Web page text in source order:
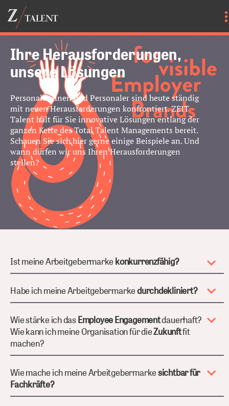
Ihre Herausforderungen,
unsere Lösungen
Personalerinnen und Personaler sind heute ständig
mit neuen Herausforderungen konfrontiert. ZEIT
Talent hält für Sie innovative Lösungen entlang der
ganzen Kette des Total Talent Managements bereit.
Schauen Sie sich hier gerne einige Beispiele an. Und
wann dürfen wir uns Ihren Herausforderungen
stellen?
Ist meine Arbeitgebermarke konkurrenzfähig?
Habe ich meine Arbeitgebermarkedurchdekliniert?
Wie stärke ich dasEmployee Engagementdauerhaft?
Wie kann ich meine Organisation für dieZukunftfit
machen?
Wie mache ich meine Arbeitgebermarkesichtbar für
Fachkräfte?